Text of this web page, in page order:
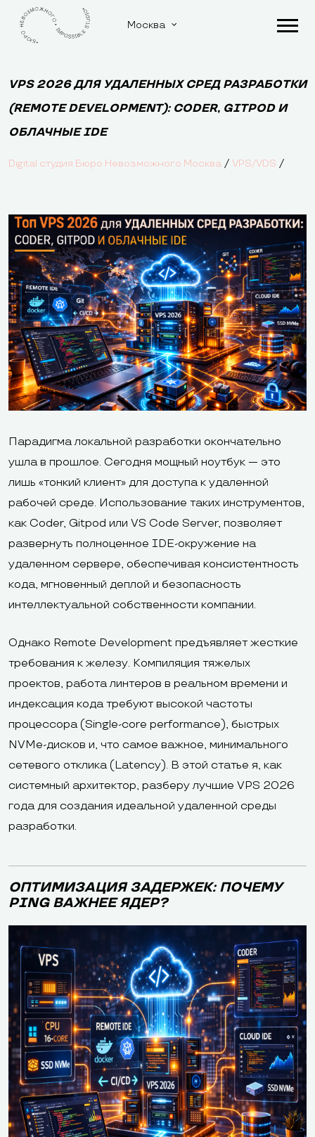
Москва
VPS 2026 ДЛЯ УДАЛЕННЫХ СРЕД РАЗРАБОТКИ
(REMOTE DEVELOPMENT): CODER, GITPOD И
ОБЛАЧНЫЕ IDE
Digital студия Бюро Невозможного Москва / VPS/VDS /
Парадигма локальной разработки окончательно
ушла в прошлое. Сегодня мощный ноутбук — это
лишь «тонкий клиент» для доступа к удаленной
рабочей среде. Использование таких инструментов,
как Coder, Gitpod или VS Code Server, позволяет
развернуть полноценное IDE-окружение на
удаленном сервере, обеспечивая консистентность
кода, мгновенный деплой и безопасность
интеллектуальной собственности компании.
Однако Remote Development предъявляет жесткие
требования к железу. Компиляция тяжелых
проектов, работа линтеров в реальном времени и
индексация кода требуют высокой частоты
процессора (Single-core performance), быстрых
NVMe-дисков и, что самое важное, минимального
сетевого отклика (Latency). В этой статье я, как
системный архитектор, разберу лучшие VPS 2026
года для создания идеальной удаленной среды
разработки.
ОПТИМИЗАЦИЯ ЗАДЕРЖЕК: ПОЧЕМУ
PING ВАЖНЕЕ ЯДЕР?